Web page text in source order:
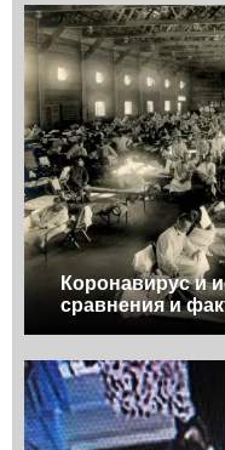
Коронавирус и
сравнения и